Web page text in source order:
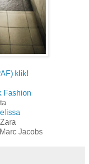
klik!
Fashion
Jacobs